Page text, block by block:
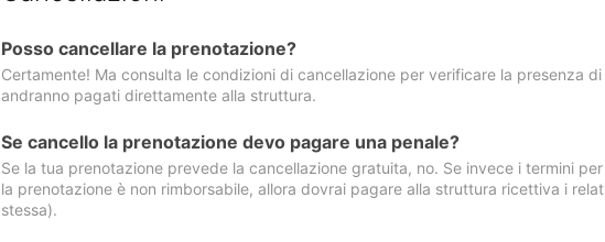
Posso cancellare la prenotazione?
Certamente! Ma consulta le condizioni di cancellazione per verificare la presenza
andranno pagati direttamente alla struttura.
Se cancello la prenotazione devo pagare una penale?
Se la tua prenotazione prevede la cancellazione gratuita, no. Se invece i termini
la prenotazione è non rimborsabile, allora dovrai pagare alla struttura ricettiva i
stessa).